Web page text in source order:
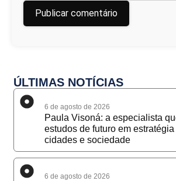
ÚLTIMAS NOTÍCIAS
6 de agosto de 2026
Paula Visoná: a especialista
estudos de futuro em
cidades e sociedade
6 de agosto de 2026